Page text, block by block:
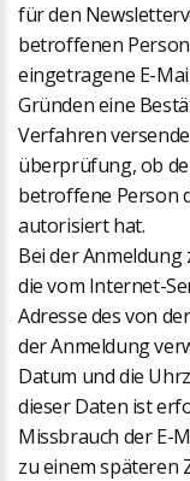
für den
betroffenen
eingetragene E-
Gründen eine
Verfahren
überprüfung, ob
betroffene Person
autorisiert hat.
Bei der
die vom Internet-
Adresse des von
der Anmeldung
Datum und die
dieser Daten ist
Missbrauch der E-
zu einem späteren